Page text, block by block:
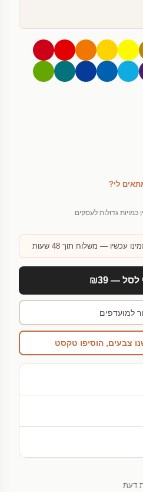
לי?
כמויות גדולות לעסקים
עכשיו — משלוח תוך 48 שעות
— ₪39
למועדפים
צבעים, הוסיפו טקסט
דעת